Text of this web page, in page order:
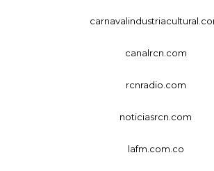
canalrcn.com
rcnradio.com
noticiasrcn.com
lafm.com.co